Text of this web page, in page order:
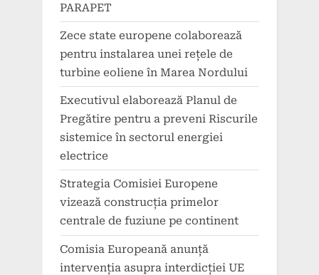
PARAPET
Zece state europene colaborează
pentru instalarea unei rețele de
turbine eoliene în Marea Nordului
Executivul elaborează Planul de
Pregătire pentru a preveni Riscurile
sistemice în sectorul energiei
electrice
Strategia Comisiei Europene
vizează construcția primelor
centrale de fuziune pe continent
Comisia Europeană anunță
intervenția asupra interdicției UE